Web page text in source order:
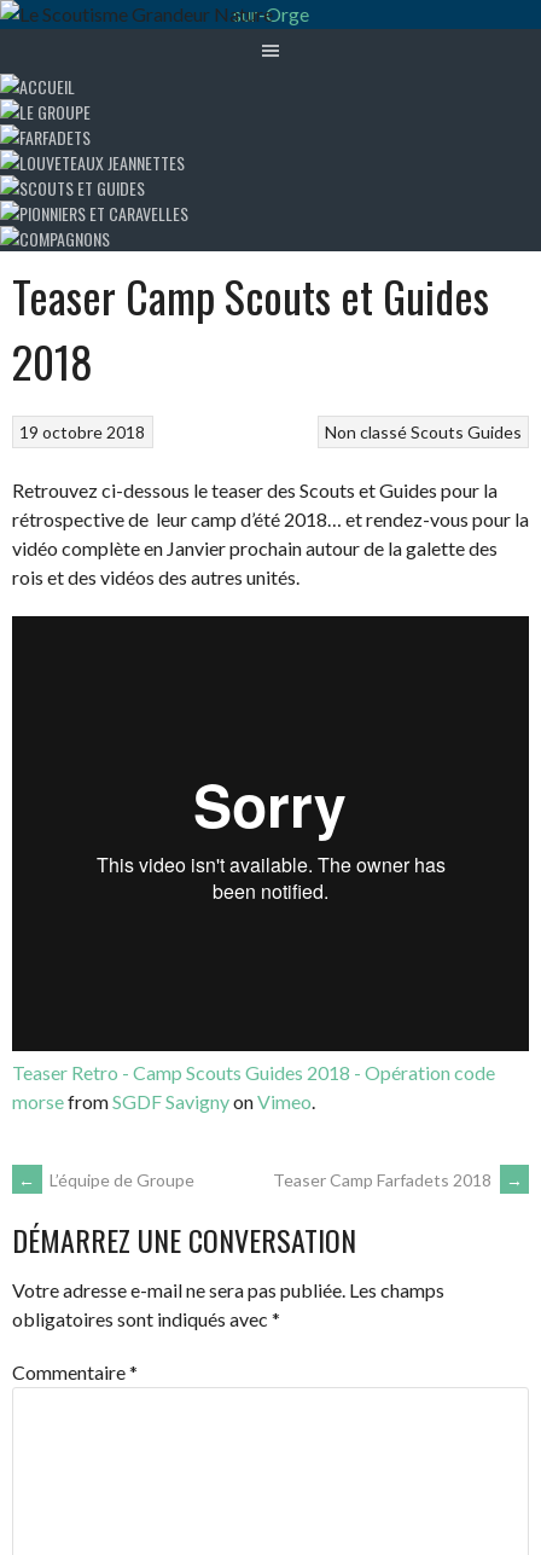
Aller
contenu
Teaser Camp Scouts et Guides
2018
Non classéScouts Guides
19 octobre 2018
Retrouvez ci-dessous le teaser des Scouts et Guides pour la
rétrospective de leur camp d’été 2018… et rendez-vous pour la
vidéo complète en Janvier prochain autour de la galette des
rois et des vidéos des autres unités.
Teaser Retro - Camp Scouts Guides 2018 - Opération code
morsefromSGDF SavignyonVimeo
NAVIGATION
DES
ARTICLES
← L’équipe de Groupe Teaser Camp Farfadets 2018 →
DÉMARREZ UNE CONVERSATION
Votre adresse e-mail ne sera pas publiée. Les champs
obligatoires sont indiqués avec *
Commentaire*